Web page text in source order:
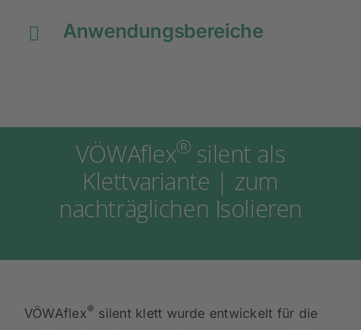
Anwendungsbereiche
VÖWAflex® silent als
Klettvariante | zum
nachträglichen Isolieren